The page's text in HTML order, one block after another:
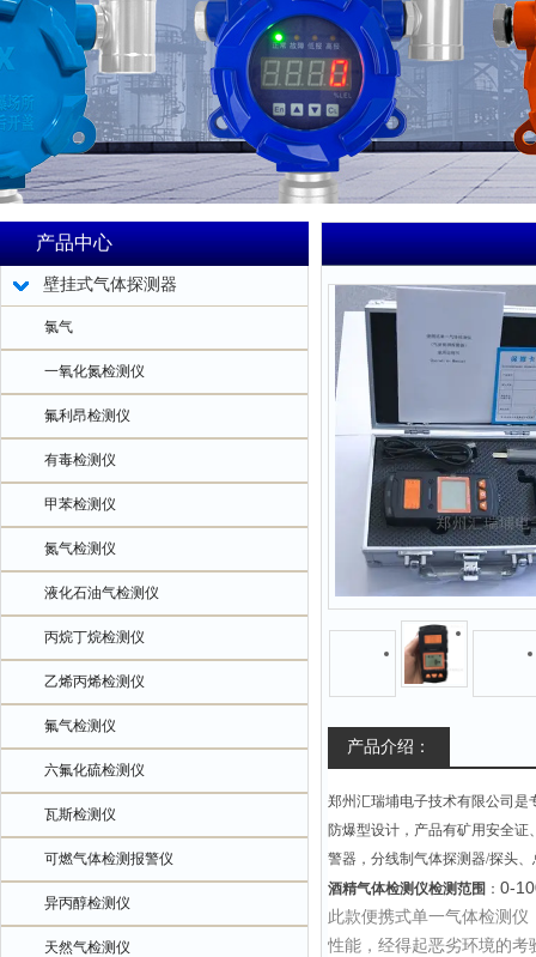
产品中心
壁挂式气体探测器
氯气
一氧化氮检测仪
氟利昂检测仪
有毒检测仪
甲苯检测仪
氮气检测仪
液化石油气检测仪
丙烷丁烷检测仪
乙烯丙烯检测仪
氟气检测仪
六氟化硫检测仪
瓦斯检测仪
可燃气体检测报警仪
异丙醇检测仪
天然气检测仪
产品介绍：
郑州汇瑞埔电子技术有限公司是
防爆型设计，产品有矿用安全证
警器，分线制气体探测器/探头
酒精气体检测仪检测范围 ： 0-
此款便携式单一气体检测
性能，经得起恶劣环境的考